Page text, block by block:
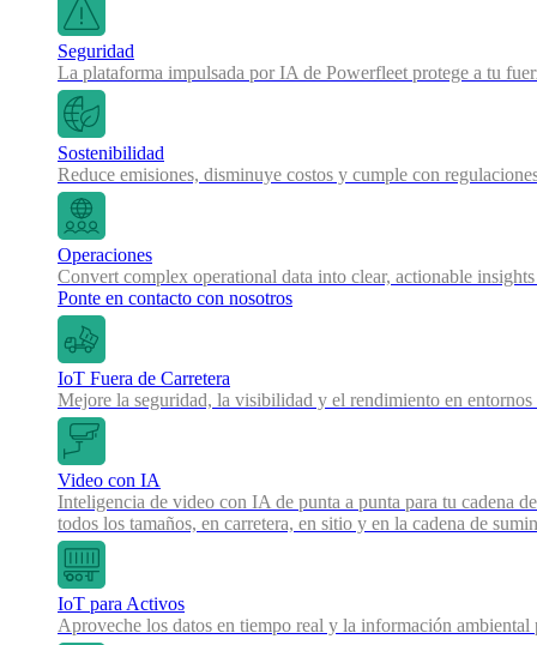
Seguridad
La plataforma impulsada por IA de Powerfleet protege a tu
Sostenibilidad
Reduce emisiones, disminuye costos y cumple con
Operaciones
Convert complex operational data into clear, actionable
Ponte en contacto con nosotros
IoT Fuera de Carretera
Mejore la seguridad, la visibilidad y el rendimiento en
Video con IA
Inteligencia de video con IA de punta a punta para tu cadena
todos los tamaños, en carretera, en sitio y en la cadena de
IoT para Activos
Aproveche los datos en tiempo real y la información